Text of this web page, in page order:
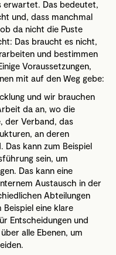
erwartet. Das bedeutet,
und, dass manchmal
da nicht die Puste
Das braucht es nicht,
und bestimmen
Voraussetzungen,
mit auf den Weg gebe:
und wir brauchen
da an, wo die
der Verband, das
an deren
Das kann zum Beispiel
sein, um
Das kann eine
Austausch in der
Abteilungen
Beispiel eine klare
Entscheidungen und
alle Ebenen, um